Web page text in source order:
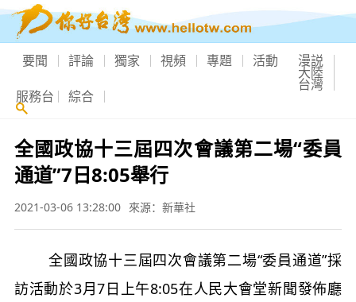
要聞 評論 獨家 視頻 專題 活動 漫説
大陸
台灣
服務台 綜合
全國政協十三屆四次會議第二場“委員
通道”7日8:05舉行
2021-03-06 13:28:00 來源：新華社
全國政協十三屆四次會議第二場“委員通道”採
訪活動於3月7日上午8:05在人民大會堂新聞發佈廳